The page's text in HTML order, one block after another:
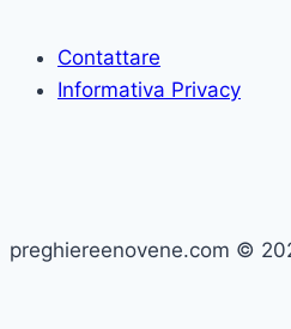
Contattare
Informativa Privacy
preghiereenovene.com ©